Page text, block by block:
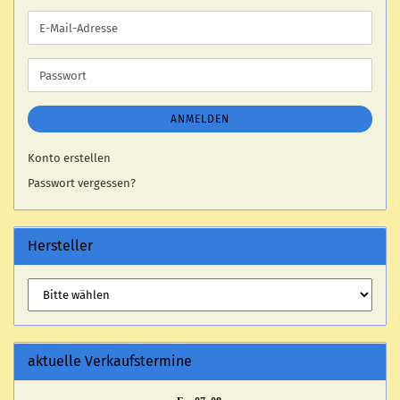
E-
Mail-
Adresse
Passwort
ANMELDEN
Konto erstellen
Passwort vergessen?
Hersteller
aktuelle Verkaufstermine